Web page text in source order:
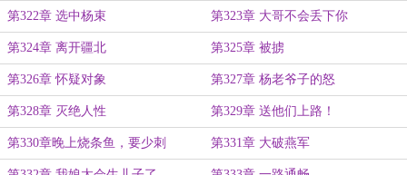
第322章 选中杨束 第323章 大哥不会丢下你
第324章 离开疆北 第325章 被掳
第326章 怀疑对象 第327章 杨老爷子的怒
第328章 灭绝人性 第329章 送他们上路！
第330章晚上烧条鱼，要少刺 第331章 大破燕军